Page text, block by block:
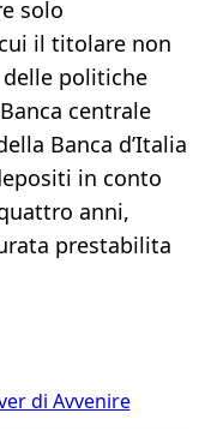
solo
il titolare non
politiche
centrale
Banca d’Italia
in conto
anni,
prestabilita
di Avvenire